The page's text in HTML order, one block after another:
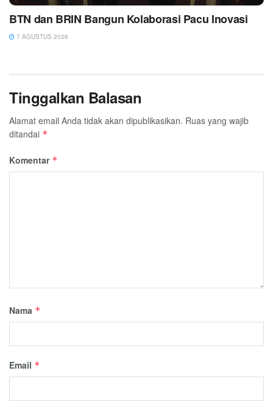
BTN dan BRIN Bangun Kolaborasi Pacu Inovasi
7 AGUSTUS 2026
Tinggalkan Balasan
Alamat email Anda tidak akan dipublikasikan. Ruas yang wajib
ditandai *
Komentar *
Nama *
Email *